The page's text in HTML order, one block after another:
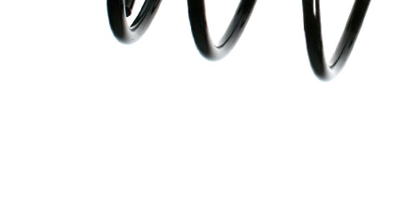
Vnější
průměr 1
141 mm
Průměr
11,25 mm